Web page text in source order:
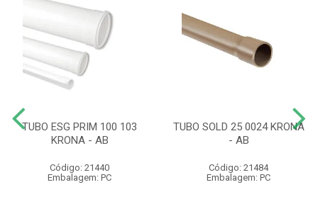
TUBO ESG PRIM 100 103
KRONA - AB
Código: 21440
Embalagem: PC
TUBO SOLD 25 0024 KRONA
- AB
Código: 21484
Embalagem: PC